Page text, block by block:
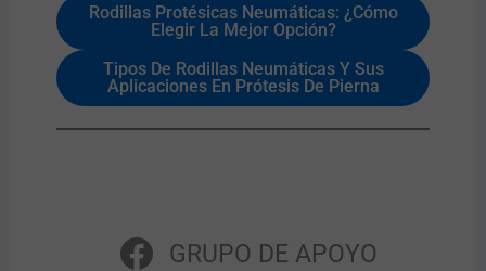
Rodillas Protésicas Neumáticas: ¿Cómo
Elegir La Mejor Opción?
Tipos De Rodillas Neumáticas Y Sus
Aplicaciones En Prótesis De Pierna
GRUPO DE APOYO